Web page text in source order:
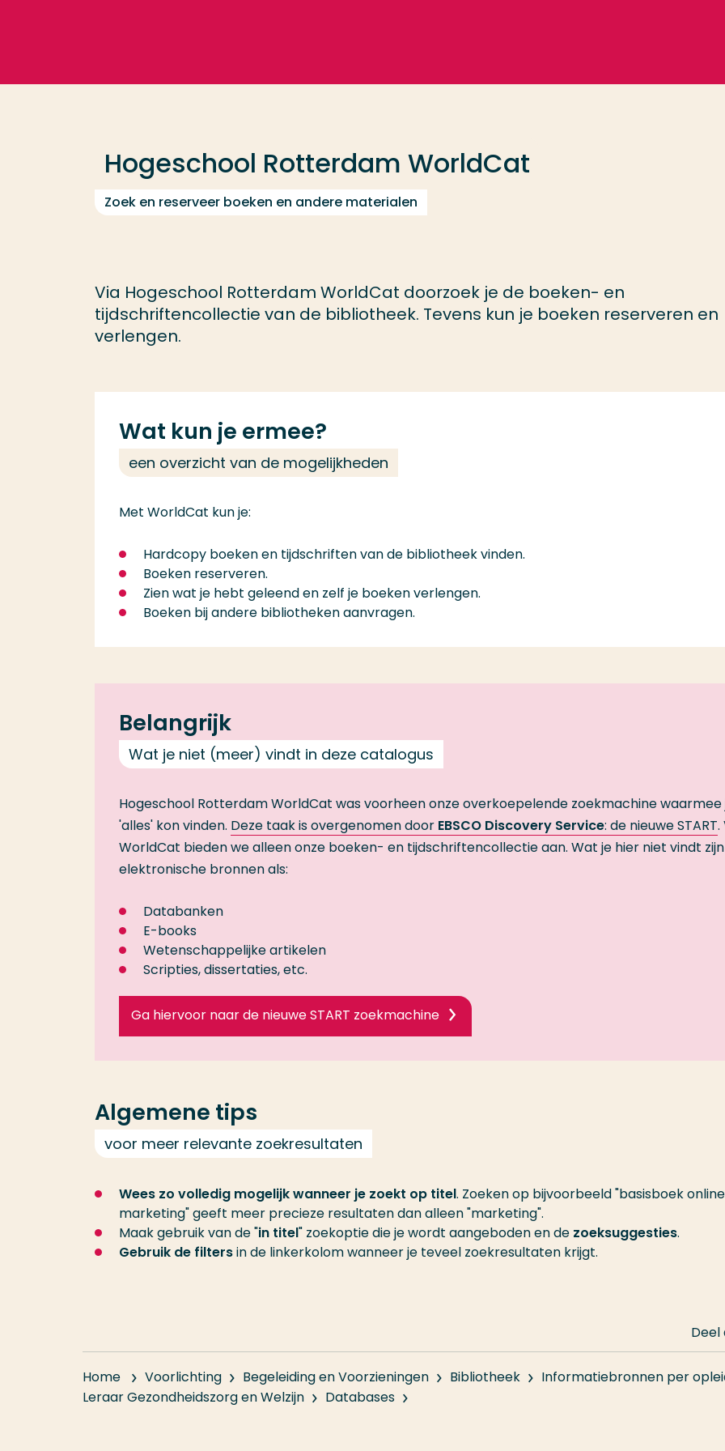
Hogeschool Rotterdam WorldCat
Zoek en reserveer boeken en andere materialen
Via Hogeschool Rotterdam WorldCat doorzoek je de boeken- en
tijdschriftencollectie van de bibliotheek. Tevens kun je boeken reserveren en
verlengen.
Wat kun je ermee?
een overzicht van de mogelijkheden
Met WorldCat kun je:
Hardcopy boeken en tijdschriften van de bibliotheek vinden.
Boeken reserveren.
Zien wat je hebt geleend en zelf je boeken verlengen.
Boeken bij andere bibliotheken aanvragen.
Belangrijk
Wat je niet (meer) vindt in deze catalogus
Hogeschool Rotterdam WorldCat was voorheen onze overkoepelende zoekmachine waarmee
'alles' kon vinden. Deze taak is overgenomen door EBSCO Discovery Service: de nieuwe START.
WorldCat bieden we alleen onze boeken- en tijdschriftencollectie aan. Wat je hier niet vindt zijn
elektronische bronnen als:
Databanken
E-books
Wetenschappelijke artikelen
Scripties, dissertaties, etc.
Ga hiervoor naar de nieuwe START zoekmachine
Algemene tips
voor meer relevante zoekresultaten
Wees zo volledig mogelijk wanneer je zoekt op titel. Zoeken op bijvoorbeeld "basisboek online
marketing" geeft meer precieze resultaten dan alleen "marketing".
Maak gebruik van de "in titel" zoekoptie die je wordt aangeboden en de zoeksuggesties.
Gebruik de filtersin de linkerkolom wanneer je teveel zoekresultaten krijgt.
Home Voorlichting Begeleiding en Voorzieningen Bibliotheek Informatiebronnen per
Leraar Gezondheidszorg en Welzijn
Databases
Deel
Contact